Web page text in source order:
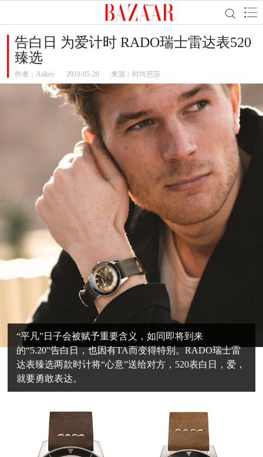
告白日 为爱计时 RADO瑞士雷达表520
臻选
作者： Ankey 2019-05-20 来源：时尚芭莎
“平凡”日子会被赋予重要含义，如同即将到来
的“5.20”告白日，也因有TA而变得特别。RADO瑞士雷
达表臻选两款时计将“心意”送给对方，520表白日，爱，
就要勇敢表达。